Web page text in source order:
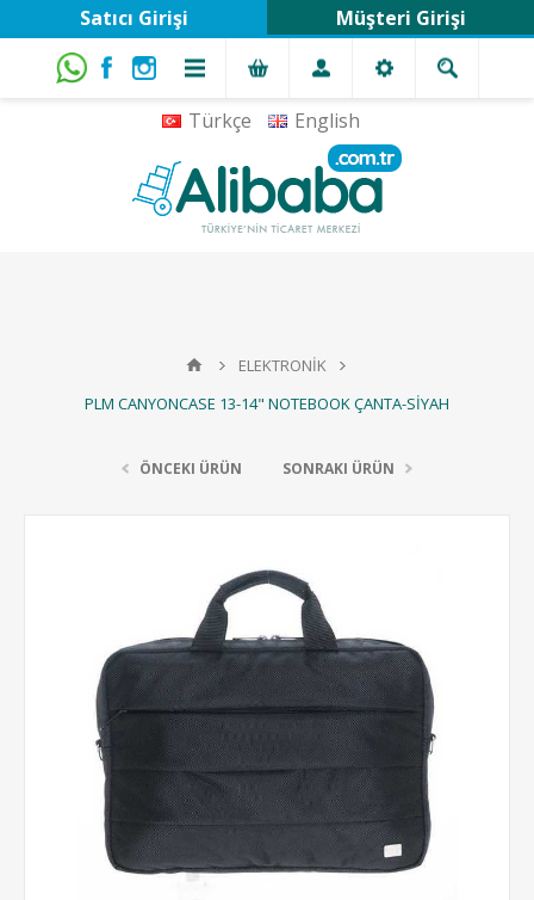
Türkçe English
Satıcı Girişi Müşteri Girişi
ELEKTRONİK
PLM CANYONCASE 13-14" NOTEBOOK ÇANTA-SİYAH
ÖNCEKI ÜRÜN SONRAKI ÜRÜN